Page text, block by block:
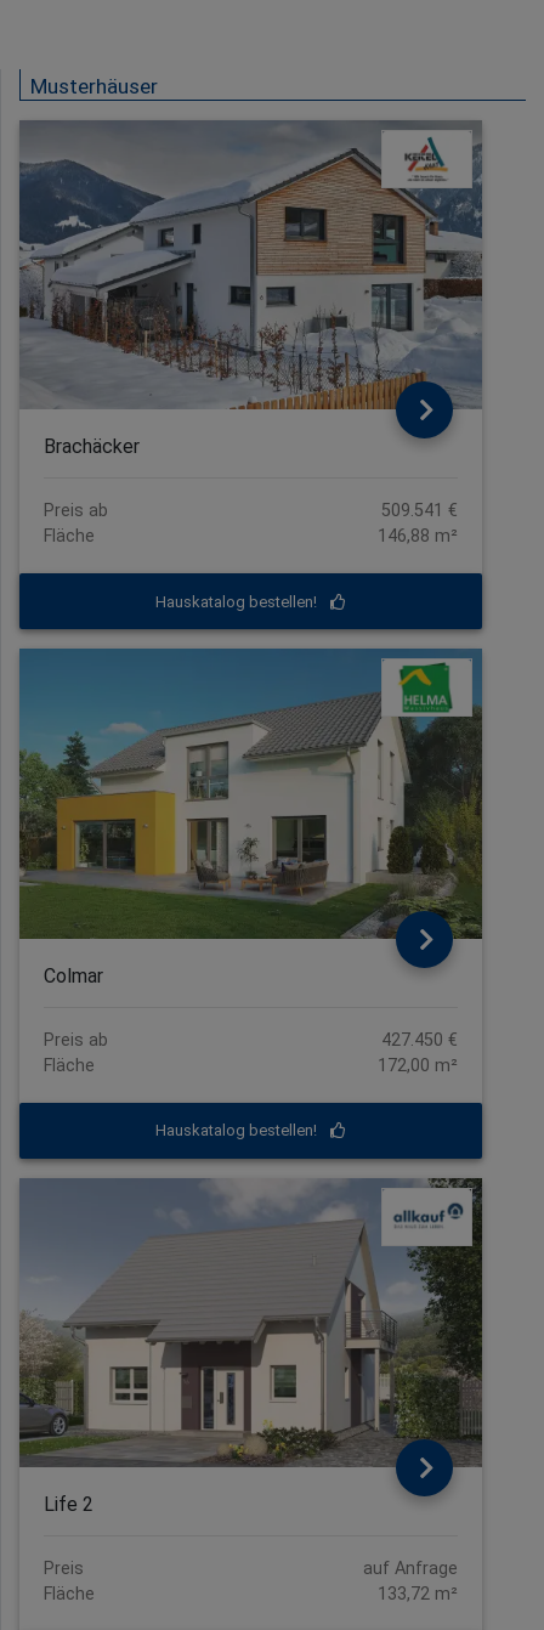
Musterhäuser
Brachäcker
Preis ab
509.541 €
Fläche
146,88 m²
Hauskatalog bestellen!
Colmar
Preis ab
427.450 €
Fläche
172,00 m²
Hauskatalog bestellen!
Life 2
Preis
auf Anfrage
Fläche
133,72 m²